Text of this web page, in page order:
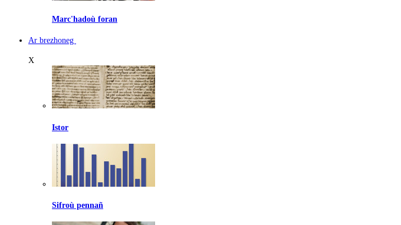
Marc'hadoù foran
Ar brezhoneg
X
Istor
Sifroù pennañ